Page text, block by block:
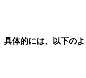
具体的には、以下の